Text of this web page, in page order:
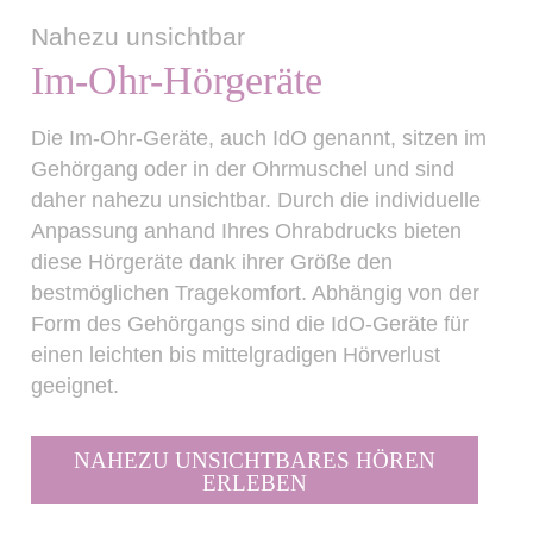
Nahezu unsichtbar
Im-Ohr-Hörgeräte
Die Im-Ohr-Geräte, auch IdO genannt, sitzen im
Gehörgang oder in der Ohrmuschel und sind
daher nahezu unsichtbar. Durch die individuelle
Anpassung anhand Ihres Ohrabdrucks bieten
diese Hörgeräte dank ihrer Größe den
bestmöglichen Tragekomfort. Abhängig von der
Form des Gehörgangs sind die IdO-Geräte für
einen leichten bis mittelgradigen Hörverlust
geeignet.
NAHEZU UNSICHTBARES HÖREN
ERLEBEN